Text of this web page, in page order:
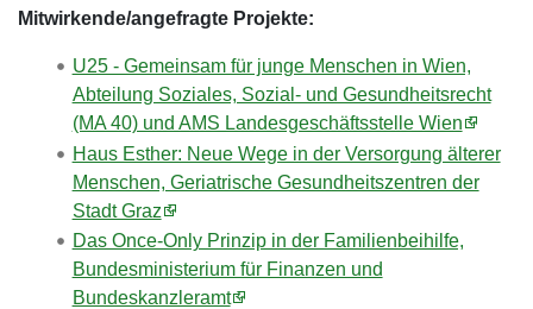
Mitwirkende/angefragte Projekte:
U25 - Gemeinsam für junge Menschen in Wien,
Abteilung Soziales, Sozial- und Gesundheitsrecht
(MA 40) und AMS Landesgeschäftsstelle Wien
Haus Esther: Neue Wege in der Versorgung älterer
Menschen, Geriatrische Gesundheitszentren der
Stadt Graz
Das Once-Only Prinzip in der Familienbeihilfe,
Bundesministerium für Finanzen und
Bundeskanzleramt